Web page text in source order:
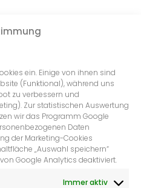
ein. Einige von ihnen sind
(Funktional), während uns
zu verbessern und
Zur statistischen Auswertung
wir das Programm Google
Daten
der Marketing-Cookies
„Auswahl speichern“
Google Analytics deaktiviert.
Immer aktiv
SMALL WEISS,